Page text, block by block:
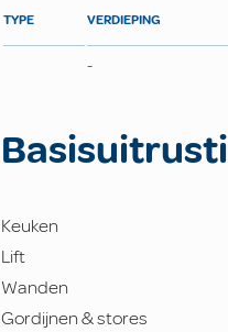
TYPE VERDIEPING
-
Keuken
Lift
Wanden
Gordijnen & stores